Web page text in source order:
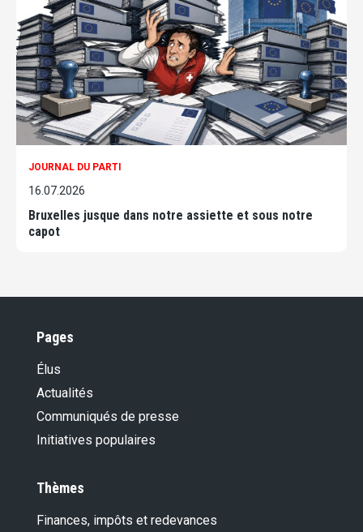
JOURNAL DU PARTI
16.07.2026
Bruxelles jusque dans notre assiette et sous notre
capot
Pages
Élus
Actualités
Communiqués de presse
Initiatives populaires
Thèmes
Finances, impôts et redevances